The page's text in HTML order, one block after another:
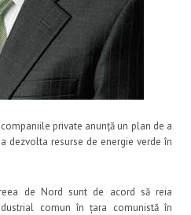
private anunță un plan de a
dezvolta resurse de energie verde în
de Nord sunt de acord să reia
comun în țara comunistă în